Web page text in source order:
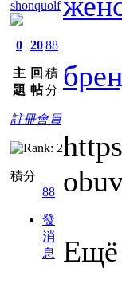
shonquolf
0
主
題
20
回
帖
88
積
分
註冊會員
積分
88
發
消
息
Ещё